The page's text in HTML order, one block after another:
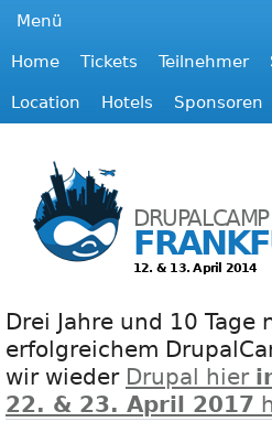
Menü
H
m
e
Home Tickets Teilnehmer
Location Hotels Sponsoren
DRUPALCAMP
12. & 13. April 2014
Drei Jahre und 10 Tage
erfolgreichem
wir wieder Drupal hier
22. & 23. April 2017